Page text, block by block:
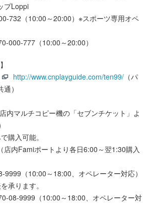
プLoppi
732（10:00～20:00）※スポーツ専用オペ
000-777（10:00～20:00）
http://www.cnplayguide.com/ten99/ （パ
）
内マルチコピー機の「セブンチケット」よ
購入可能。
店内Famiポートより各日6:00～翌1:30購入
9999（10:00～18:00、オペレーター対応）
承ります。
08-9999（10:00～18:00、オペレーター対